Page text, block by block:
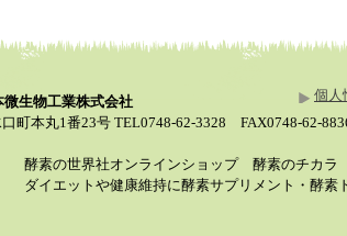
個人
生物工業株式会社
町本丸1番23号 TEL0748-62-3328 FAX0748-62-
酵素の世界社オンラインショップ 酵素のチカラ
ダイエットや健康維持に酵素サプリメント・酵